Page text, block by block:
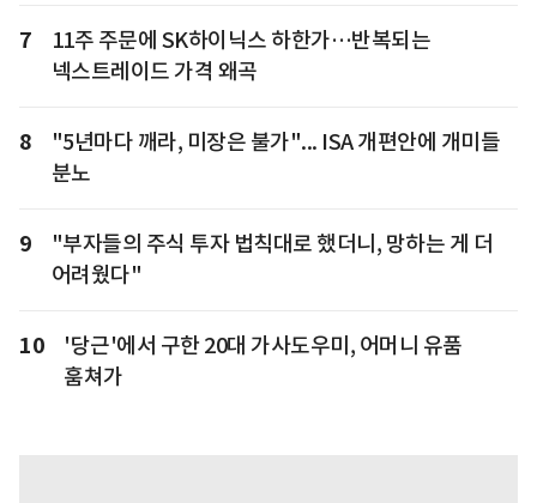
7
11주 주문에 SK하이닉스 하한가…반복되는
넥스트레이드 가격 왜곡
8
"5년마다 깨라, 미장은 불가"... ISA 개편안에 개미들
분노
9
"부자들의 주식 투자 법칙대로 했더니, 망하는 게 더
어려웠다"
10
'당근'에서 구한 20대 가사도우미, 어머니 유품
훔쳐가